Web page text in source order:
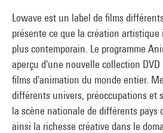
Lowave est un label de films
présente ce que la création
plus contemporain. Le programme
aperçu d'une nouvelle collection DVD
films d'animation du monde entier.
différents univers, préoccupations et
la scène nationale de différents pays
ainsi la richesse créative dans le